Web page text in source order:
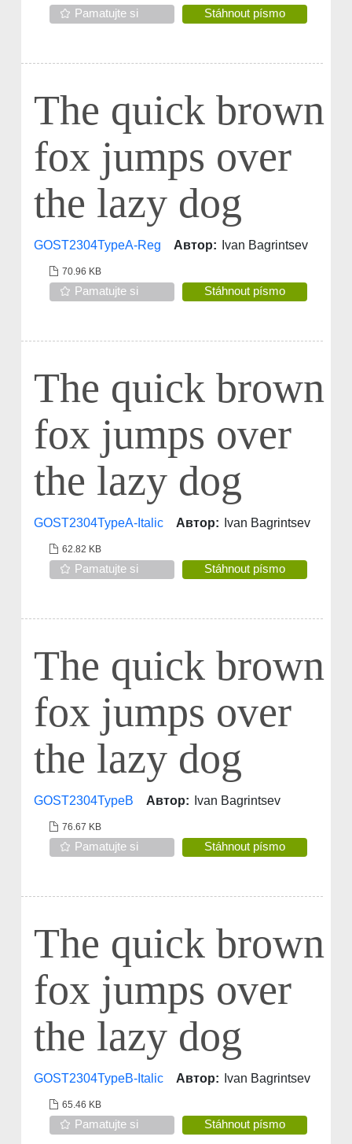
Pamatujte si Stáhnout písmo
The quick brown
fox jumps over
the lazy dog
GOST2304TypeA-Reg Автор: Ivan Bagrintsev
70.96 KB
Pamatujte si Stáhnout písmo
The quick brown
fox jumps over
the lazy dog
GOST2304TypeA-Italic Автор: Ivan Bagrintsev
62.82 KB
Pamatujte si Stáhnout písmo
The quick brown
fox jumps over
the lazy dog
GOST2304TypeB Автор: Ivan Bagrintsev
76.67 KB
Pamatujte si Stáhnout písmo
The quick brown
fox jumps over
the lazy dog
GOST2304TypeB-Italic Автор: Ivan Bagrintsev
65.46 KB
Pamatujte si Stáhnout písmo